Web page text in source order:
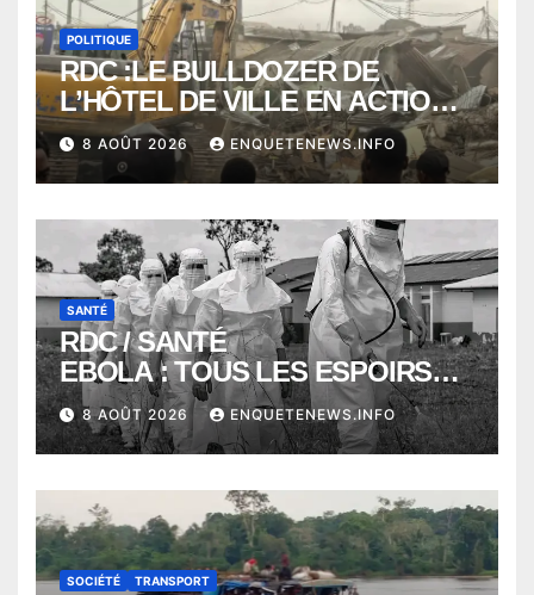
POLITIQUE
RDC :LE BULLDOZER DE
L’HÔTEL DE VILLE EN ACTION
POUR DEGAGER LA VOIE
PUBLIQUE en action DANS LA
COMMUNE DE NGALIEMA
8 AOÛT 2026 ENQUETENEWS.INFO
SANTÉ
RDC / SANTÉ
EBOLA : TOUS LES ESPOIRS
VONT VERS SEPTEMBRE
ALORS QUE L’ÉPIDÉMIE TEND
VERS 2000 DÉCÈS
8 AOÛT 2026 ENQUETENEWS.INFO
SOCIÉTÉ TRANSPORT